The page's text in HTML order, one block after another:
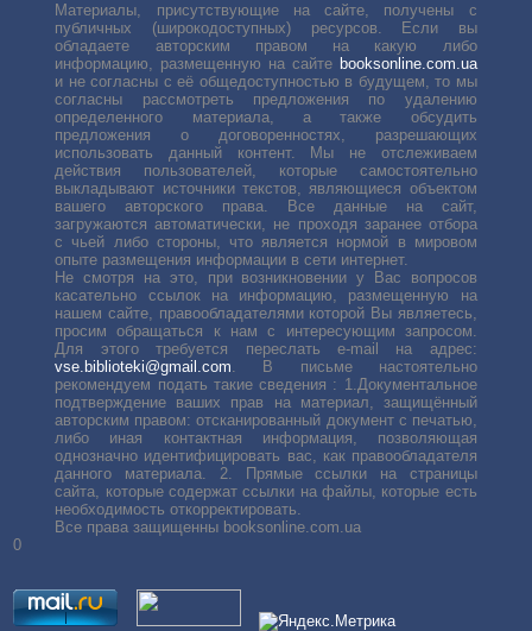
Материалы, присутствующие на сайте, получены с
публичных (широкодоступных) ресурсов. Если вы
обладаете авторским правом на какую либо
информацию, размещенную на сайте booksonline.com.ua
и не согласны с её общедоступностью в будущем, то мы
согласны рассмотреть предложения по удалению
определенного материала, а также обсудить
предложения о договоренностях, разрешающих
использовать данный контент. Мы не отслеживаем
действия пользователей, которые самостоятельно
выкладывают источники текстов, являющиеся объектом
вашего авторского права. Все данные на сайт,
загружаются автоматически, не проходя заранее отбора
с чьей либо стороны, что является нормой в мировом
опыте размещения информации в сети интернет.
Не смотря на это, при возникновении у Вас вопросов
касательно ссылок на информацию, размещенную на
нашем сайте, правообладателями которой Вы являетесь,
просим обращаться к нам с интересующим запросом.
Для этого требуется переслать е-mail на адрес:
vse.biblioteki@gmail.com. В письме настоятельно
рекомендуем подать такие сведения : 1.Документальное
подтверждение ваших прав на материал, защищённый
авторским правом: отсканированный документ с печатью,
либо иная контактная информация, позволяющая
однозначно идентифицировать вас, как правообладателя
данного материала. 2. Прямые ссылки на страницы
сайта, которые содержат ссылки на файлы, которые есть
необходимость откорректировать.
Все права защищенны booksonline.com.ua
0